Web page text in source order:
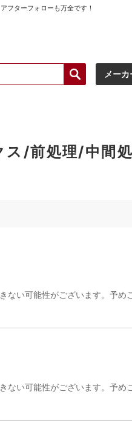
フターフォローも万全です！
メー
ス/前処理/中間
ない可能性がございます。予め
ない可能性がございます。予め